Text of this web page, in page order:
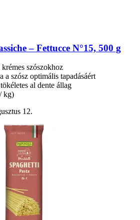
– Fettucce N°15, 500 g
szószokhoz
a szósz optimális tapadásáért
al dente állag
kg)
12.